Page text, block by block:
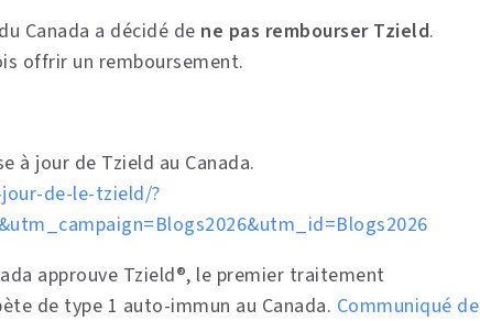
Canada a décidé de ne pas rembourser Tzield.
offrir un remboursement.
à jour de Tzield au Canada.
de-le-tzield/?
approuve Tzield®, le premier traitement
de type 1 auto-immun au Canada. Communiqué de